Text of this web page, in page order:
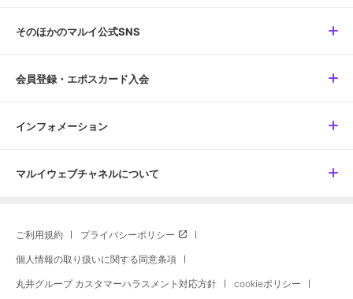
そのほかのマルイ公式SNS
会員登録・エポスカード入会
インフォメーション
マルイウェブチャネルについて
ご利用規約 プライバシーポリシー
個人情報の取り扱いに関する同意条項
丸井グループ カスタマーハラスメント対応方針 cookieポリシー